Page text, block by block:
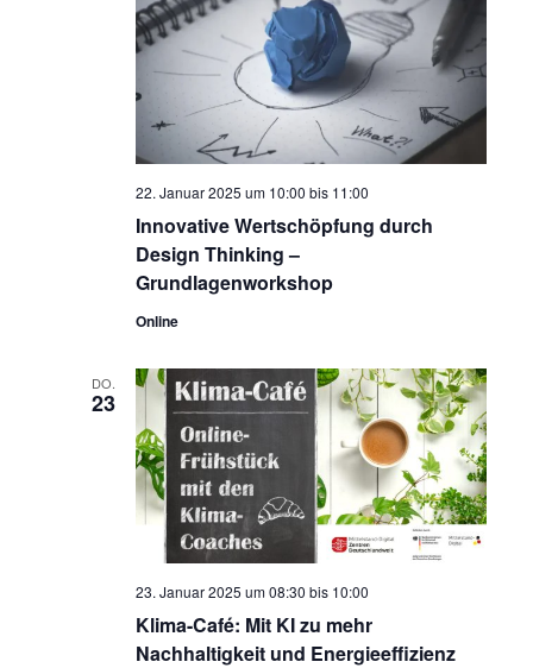
Innovative Wertschöpfung durch
Design Thinking –
Grundlagenworkshop
22. Januar 2025 um 10:00 bis 11:00
Online
DO.
23
Klima-Café: Mit KI zu mehr
Nachhaltigkeit und Energieeffizienz
23. Januar 2025 um 08:30 bis 10:00